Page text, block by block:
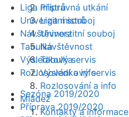
Přípravná utkání
Liga mistrů
Univerzitní souboj
Návštěvnost
Tabulka
Výsledkový servis
Rozlosování a info
Mládež
Kontakty a informace
Liga mistrů
Univerzitní souboj
Návštěvnost
Tabulka
Výsledkový servis
Rozlosování a info
Sezóna 2019/2020
Příprava 2019/2020